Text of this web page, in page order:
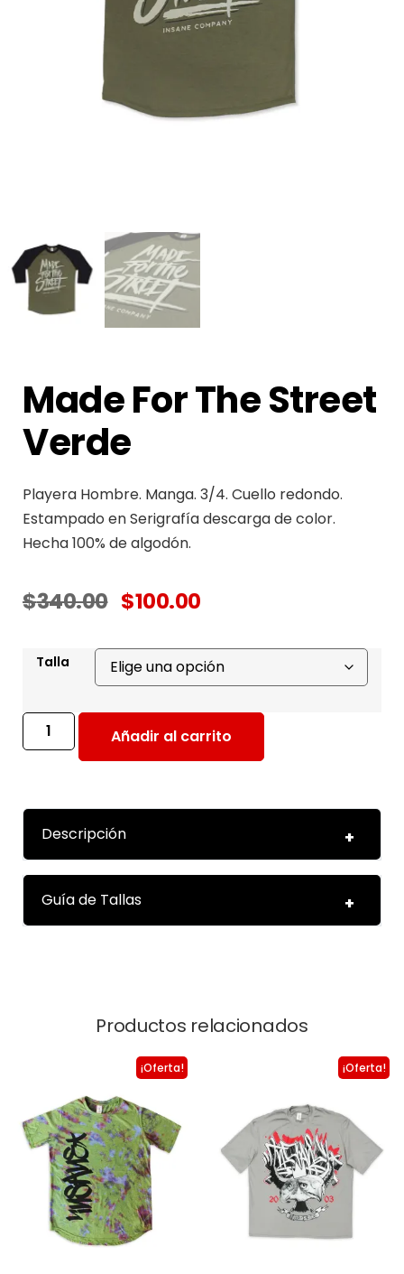
Made For The Street
Verde
Playera Hombre. Manga. 3/4. Cuello redondo.
Estampado en Serigrafía descarga de color.
Hecha 100% de algodón.
$340.00 $100.00
Talla
Añadir al carrito
Descripción
Guía de Tallas
Productos relacionados
¡Oferta! ¡Oferta!